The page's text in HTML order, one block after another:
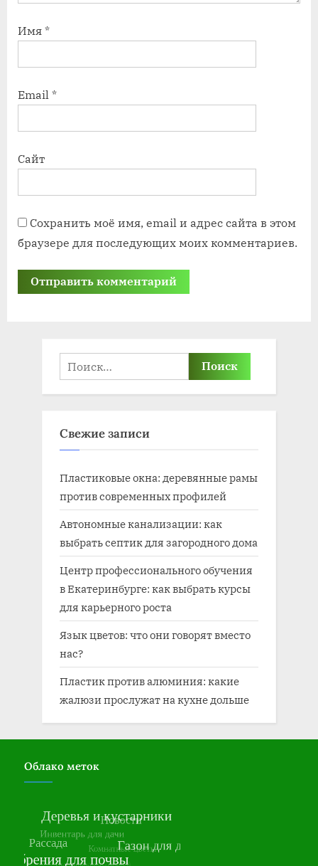
Имя *
Email *
Сайт
Сохранить моё имя, email и адрес сайта в этом
браузере для последующих моих комментариев.
Найти:
Свежие записи
Пластиковые окна: деревянные рамы
против современных профилей
Автономные канализации: как
выбрать септик для загородного дома
Центр профессионального обучения
в Екатеринбурге: как выбрать курсы
для карьерного роста
Язык цветов: что они говорят вместо
нас?
Пластик против алюминия: какие
жалюзи прослужат на кухне дольше
Облако меток